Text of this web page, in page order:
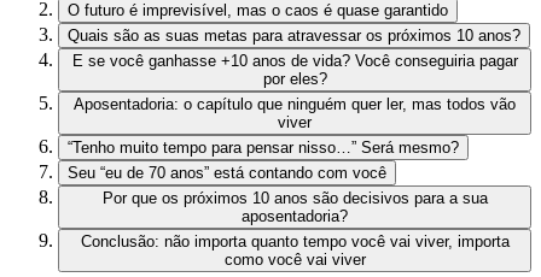
O futuro é imprevisível, mas o caos é quase garantido
Quais são as suas metas para atravessar os próximos 10 anos?
E se você ganhasse +10 anos de vida? Você conseguiria pagar
por eles?
Aposentadoria: o capítulo que ninguém quer ler, mas todos vão
viver
“Tenho muito tempo para pensar nisso…” Será mesmo?
Seu “eu de 70 anos” está contando com você
Por que os próximos 10 anos são decisivos para a sua
aposentadoria?
Conclusão: não importa quanto tempo você vai viver, importa
como você vai viver